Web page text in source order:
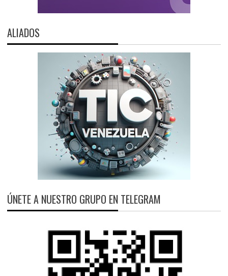
ALIADOS
ÚNETE A NUESTRO GRUPO EN TELEGRAM